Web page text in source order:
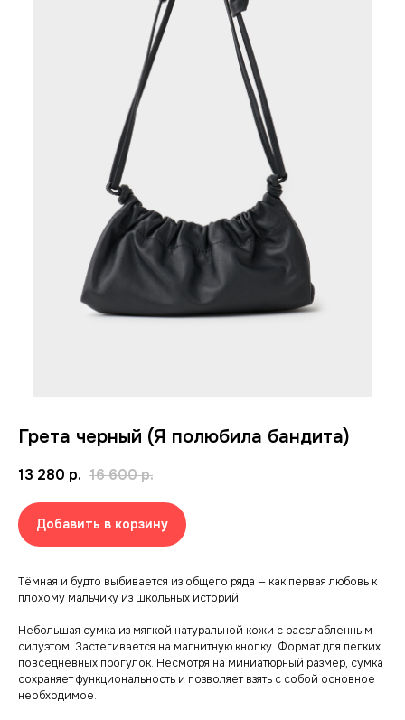
Грета черный (Я полюбила бандита)
13 280 р. 16 600р.
Добавить в корзину
Тёмная и будто выбивается из общего ряда — как первая любовь к
плохому мальчику из школьных историй.
Небольшая сумка из мягкой натуральной кожи с расслабленным
силуэтом. Застегивается на магнитную кнопку. Формат для легких
повседневных прогулок. Несмотря на миниатюрный размер, сумка
сохраняет функциональность и позволяет взять с собой основное
необходимое.